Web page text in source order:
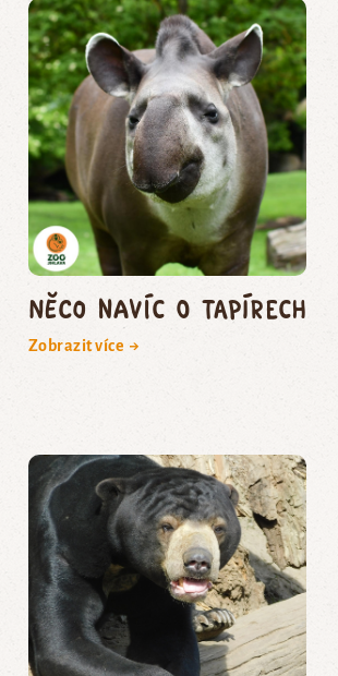
Něco navíc o tapírech
Zobrazit více →